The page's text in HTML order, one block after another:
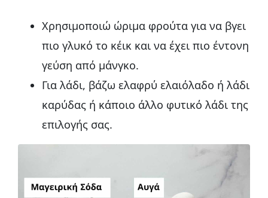
Χρησιμοποιώ ώριμα φρούτα για να βγει
πιο γλυκό το κέικ και να έχει πιο έντονη
γεύση από μάνγκο.
Για λάδι, βάζω ελαφρύ ελαιόλαδο ή λάδι
καρύδας ή κάποιο άλλο φυτικό λάδι της
επιλογής σας.